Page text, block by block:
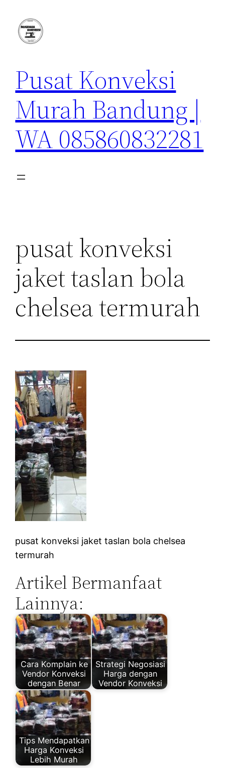
konten
Pusat Konveksi
Murah Bandung |
WA 085860832281
pusat konveksi
jaket taslan bola
chelsea termurah
pusat konveksi jaket taslan bola chelsea
termurah
Artikel Bermanfaat
Lainnya:
Cara Komplain ke
Vendor Konveksi
dengan Benar
Strategi Negosiasi
Harga dengan
Vendor Konveksi
Tips Mendapatkan
Harga Konveksi
Lebih Murah